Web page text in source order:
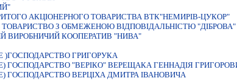
АКЦІОНЕРНОГО ТОВАРИСТВА ВТК"НЕМИРІВ-ЦУКОР"
ТОВАРИСТВО З ОБМЕЖЕНОЮ ВIДПОВIДАЛЬНIСТЮ "ДIБРОВА"
ВИРОБНИЧИЙ КООПЕРАТИВ "НИВА"
)ГОСПОДАРСТВО ГРИГОРУКА
ГОСПОДАРСТВО "ВЕРIКО" ВЕРЕЩАКА ГЕННАДIЯ
ГОСПОДАРСТВО ВЕРЦIХА ДМИТРА IВАНОВИЧА